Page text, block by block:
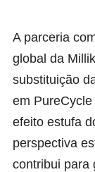
A parceria
global da
substituição
em
efeito estufa
perspectiva
contribui para